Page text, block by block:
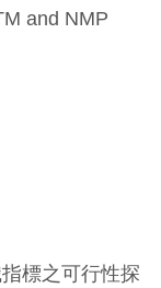
and NMP
標之可行性探